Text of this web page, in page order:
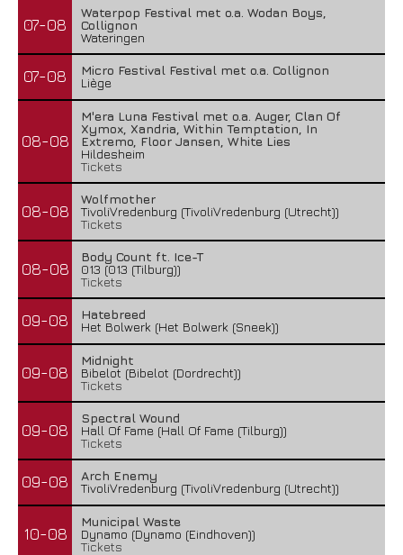
07-08
Waterpop Festival met o.a. Wodan Boys,
Collignon
Wateringen
07-08
Micro Festival Festival met o.a. Collignon
Liège
08-08
M'era Luna Festival met o.a. Auger, Clan Of
Xymox, Xandria, Within Temptation, In
Extremo, Floor Jansen, White Lies
Hildesheim
Tickets
08-08
Wolfmother
TivoliVredenburg (TivoliVredenburg (Utrecht))
Tickets
08-08
Body Count ft. Ice-T
013 (013 (Tilburg))
Tickets
09-08
Hatebreed
Het Bolwerk (Het Bolwerk (Sneek))
09-08
Midnight
Bibelot (Bibelot (Dordrecht))
Tickets
09-08
Spectral Wound
Hall Of Fame (Hall Of Fame (Tilburg))
Tickets
09-08
Arch Enemy
TivoliVredenburg (TivoliVredenburg (Utrecht))
10-08
Municipal Waste
Dynamo (Dynamo (Eindhoven))
Tickets